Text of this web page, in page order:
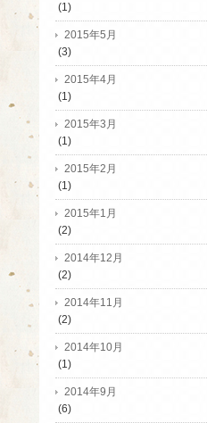
(1)
2015年5月
(3)
2015年4月
(1)
2015年3月
(1)
2015年2月
(1)
2015年1月
(2)
2014年12月
(2)
2014年11月
(2)
2014年10月
(1)
2014年9月
(6)